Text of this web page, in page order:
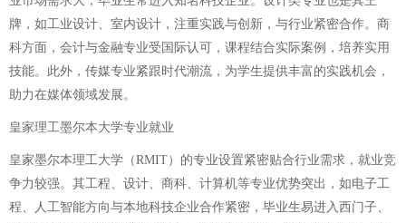
牌，如工业设计、室内设计，注重实践与创新，与行业紧密合作。商
科方面，会计与金融专业受国际认可，课程结合实际案例，培养实用
技能。此外，传媒专业紧跟时代潮流，为学生提供丰富的实践机会，
助力在媒体领域发展。
皇家理工墨尔本大学专业就业
皇家墨尔本理工大学（RMIT）的专业设置紧密贴合行业需求，就业竞
争力较强。其工程、设计、商科、计算机等专业优势突出，如电子工
程、人工智能方向与本地科技企业合作紧密，毕业生易进入西门子、